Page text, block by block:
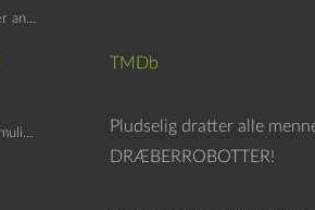
TMDb
Pludselig dratter alle
DRÆBERROBOTTER!
Hej Sommerskole Brugbarheden - eller anvendeligheden - af "Øl&Ævl" er…
Jeg havde også i overvejelse om der muligvis kunne være…